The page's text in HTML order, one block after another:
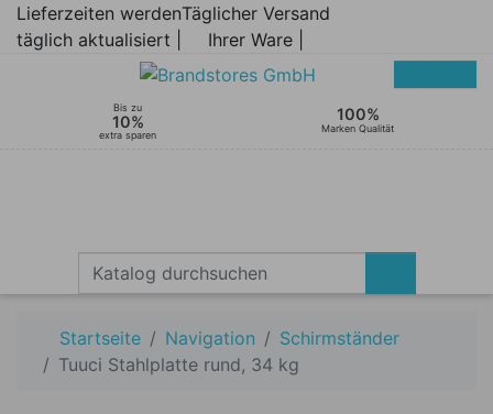
Lieferzeiten werden
täglich aktualisiert |
Täglicher Versand
Ihrer Ware |
Bis zu
10%
extra sparen
100%
Marken Qualität
Startseite Navigation
Schirmständer
Tuuci Stahlplatte rund, 34 kg